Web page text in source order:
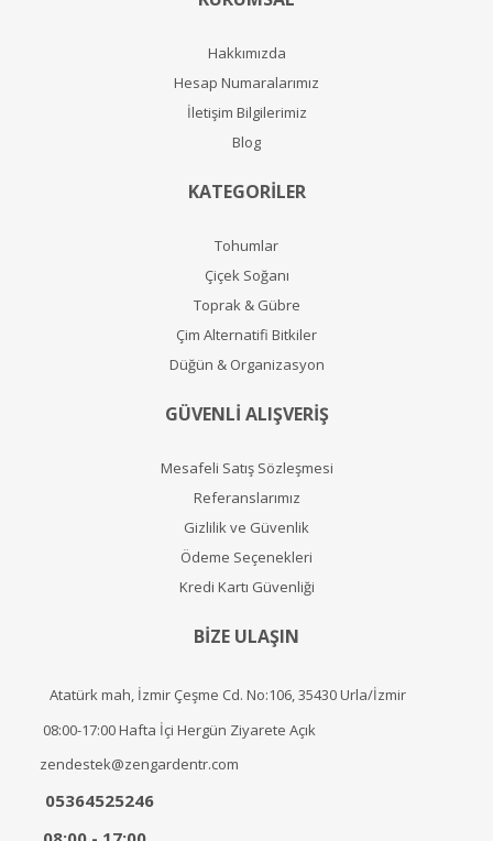
Hakkımızda
Hesap Numaralarımız
İletişim Bilgilerimiz
Blog
KATEGORİLER
Tohumlar
Çiçek Soğanı
Toprak & Gübre
Çim Alternatifi Bitkiler
Düğün & Organizasyon
GÜVENLİ ALIŞVERİŞ
Mesafeli Satış Sözleşmesi
Referanslarımız
Gizlilik ve Güvenlik
Ödeme Seçenekleri
Kredi Kartı Güvenliği
BİZE ULAŞIN
Atatürk mah, İzmir Çeşme Cd. No:106, 35430 Urla/İzmir
08:00-17:00 Hafta İçi Hergün Ziyarete Açık
zendestek@zengardentr.com
05364525246